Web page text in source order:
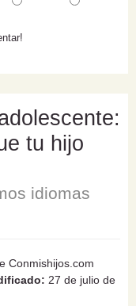
tu hijo
idiomas
Conmishijos.com
27 de julio de